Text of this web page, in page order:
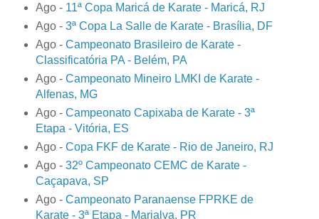
Ago - 11ª Copa Maricá de Karate - Maricá, RJ
Ago - 3ª Copa La Salle de Karate - Brasília, DF
Ago - Campeonato Brasileiro de Karate -
Classificatória PA - Belém, PA
Ago - Campeonato Mineiro LMKI de Karate -
Alfenas, MG
Ago - Campeonato Capixaba de Karate - 3ª
Etapa - Vitória, ES
Ago - Copa FKF de Karate - Rio de Janeiro, RJ
Ago - 32º Campeonato CEMC de Karate -
Caçapava, SP
Ago - Campeonato Paranaense FPRKE de
Karate - 3ª Etapa - Marialva, PR